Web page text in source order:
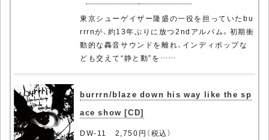
東京シューゲイザー隆盛の一役を担っていたbu
rrrnが、約13年ぶりに放つ2ndアルバム。初期衝
動的な轟音サウンドを離れ、インディポップな
ども交えて“静と動”を……
burrrn/blaze down his way like the sp
ace show [CD]
DW-11 2,750円（税込）